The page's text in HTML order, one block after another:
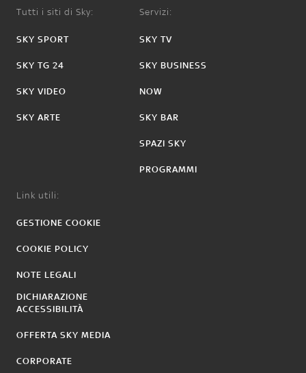
Tutti i siti di Sky:
SKY SPORT
SKY TG 24
SKY VIDEO
SKY ARTE
Servizi:
SKY TV
SKY BUSINESS
NOW
SKY BAR
SPAZI SKY
PROGRAMMI
Link utili:
GESTIONE COOKIE
COOKIE POLICY
NOTE LEGALI
DICHIARAZIONE
ACCESSIBILITÀ
OFFERTA SKY MEDIA
CORPORATE